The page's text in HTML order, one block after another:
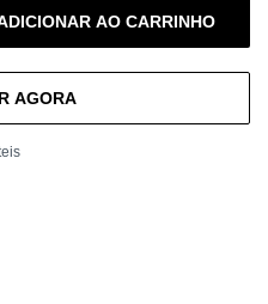
AO CARRINHO
AGORA